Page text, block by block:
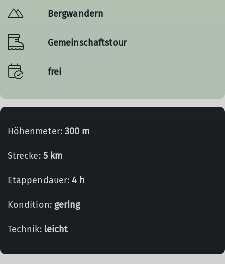
Bergwandern
Gemeinschaftstour
frei
Höhenmeter: 300 m
Strecke: 5 km
Etappendauer:4 h
Kondition: gering
Technik: leicht